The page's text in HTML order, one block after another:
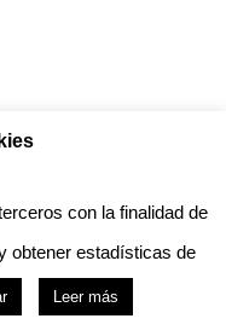
Neve
con la finalidad de
obtener estadísticas de
Leer más